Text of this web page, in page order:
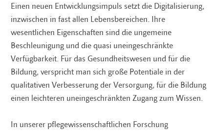
Einen neuen Entwicklungsimpuls setzt die Digitalisierung,
inzwischen in fast allen Lebensbereichen. Ihre
wesentlichen Eigenschaften sind die ungemeine
Beschleunigung und die quasi uneingeschränkte
Verfügbarkeit. Für das Gesundheitswesen und für die
Bildung, verspricht man sich große Potentiale in der
qualitativen Verbesserung der Versorgung, für die Bildung
einen leichteren uneingeschränkten Zugang zum Wissen.
In unserer pflegewissenschaftlichen Forschung